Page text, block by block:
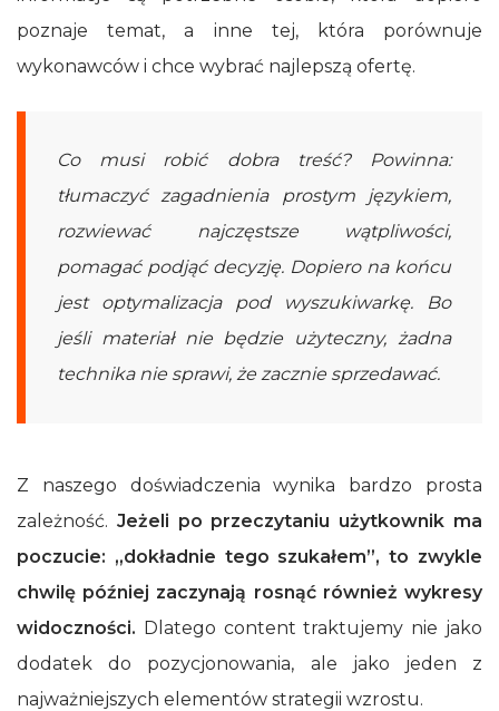
poznaje temat, a inne tej, która porównuje
wykonawców i chce wybrać najlepszą ofertę.
Co musi robić dobra treść? Powinna:
tłumaczyć zagadnienia prostym językiem,
rozwiewać najczęstsze wątpliwości,
pomagać podjąć decyzję. Dopiero na końcu
jest optymalizacja pod wyszukiwarkę. Bo
jeśli materiał nie będzie użyteczny, żadna
technika nie sprawi, że zacznie sprzedawać.
Z naszego doświadczenia wynika bardzo prosta
zależność. Jeżeli po przeczytaniu użytkownik ma
poczucie: „dokładnie tego szukałem”, to zwykle
chwilę później zaczynają rosnąć również wykresy
widoczności. Dlatego content traktujemy nie jako
dodatek do pozycjonowania, ale jako jeden z
najważniejszych elementów strategii wzrostu.